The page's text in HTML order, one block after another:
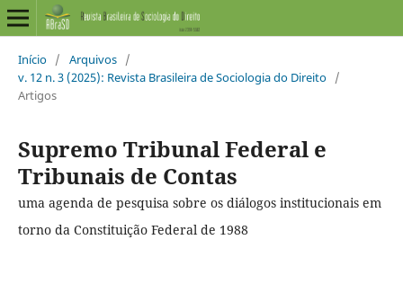
Início / Arquivos /
v. 12 n. 3 (2025): Revista Brasileira de Sociologia do Direito /
Artigos
Supremo Tribunal Federal e
Tribunais de Contas
uma agenda de pesquisa sobre os diálogos institucionais em
torno da Constituição Federal de 1988